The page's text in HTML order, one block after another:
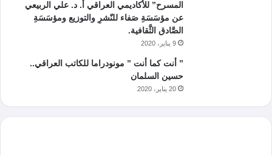
المسرح” للأكاديمي العراقي أ. د. علي الربيعي
عن مؤسَسَةِ صَفاء للنّشرِ والتوزيع ومؤسَسَةِ
الصَّادق الثَّقافية.
9 يناير، 2020
” أنت كما أنت ” مونودراما للكاتب العراقي..
حسين السلمان
20 يناير، 2020